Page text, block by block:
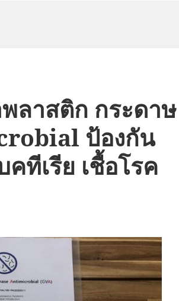
ลาสติก กระดาษ
ป้องกัน
ทีเรีย เชื้อโรค